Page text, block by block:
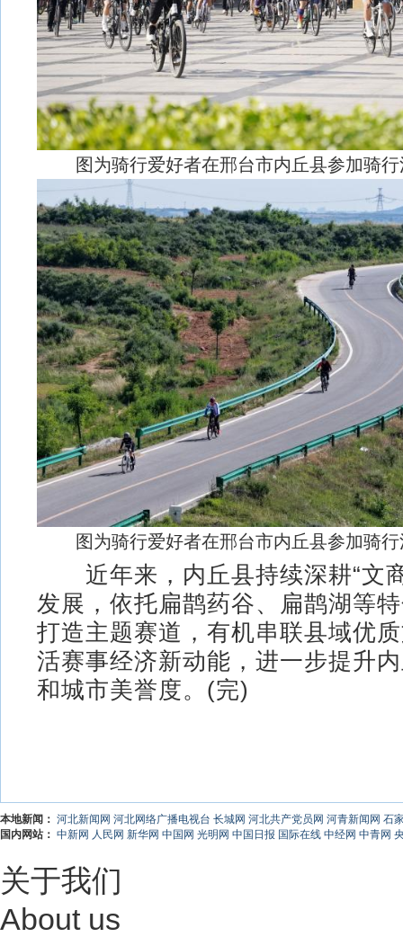
图为骑行爱好者在邢台市内丘县参加骑
图为骑行爱好者在邢台市内丘县参加骑
近年来，内丘县持续深耕“文
发展，依托扁鹊药谷、扁鹊湖等
打造主题赛道，有机串联县域优
活赛事经济新动能，进一步提升
和城市美誉度。(完)
本地新闻： 河北新闻网 河北网络广播电视台 长城网 河北共产党员网 河青新闻网 石
国内网站： 中新网 人民网 新华网 中国网 光明网 中国日报 国际在线 中经网 中青网
关于我们
About us